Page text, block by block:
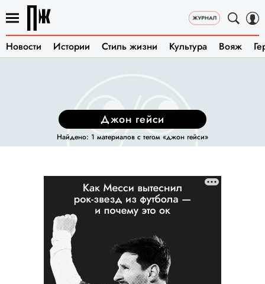
Новости Истории Стиль жизни Культура Вояж
джон гейси
Найдено: 1 материалов с тегом «джон гейси»